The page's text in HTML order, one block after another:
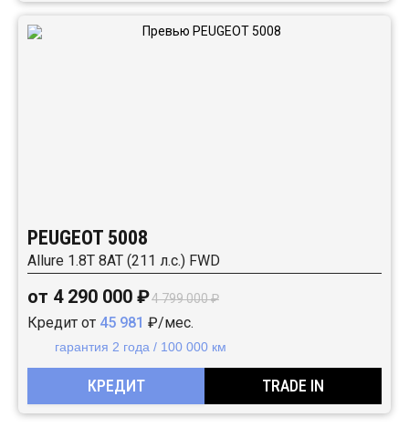
PEUGEOT 5008
Allure 1.8T 8AT (211 л.с.) FWD
от 4 290 000 ₽4 799 000 ₽
Кредит от 45 981 ₽/мес.
гарантия 2 года / 100 000 км
КРЕДИТ TRADE IN